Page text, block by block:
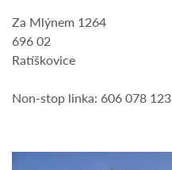
Za Mlýnem 1264
696 02
Ratíškovice
Non-stop linka: 606 078 123